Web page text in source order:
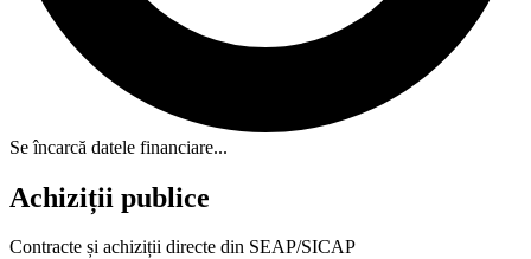
Se încarcă datele financiare...
Achiziții publice
Contracte și achiziții directe din SEAP/SICAP